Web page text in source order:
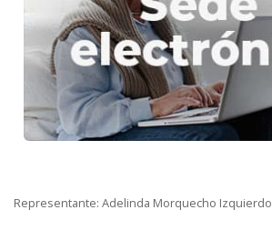
Representante: Adelinda Morquecho Izquierdo